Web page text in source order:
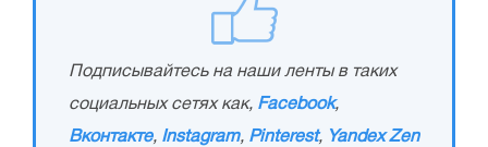
Подписывайтесь на наши ленты в таких
социальных сетях как, Facebook,
Вконтакте, Instagram, Pinterest, Yandex Zen